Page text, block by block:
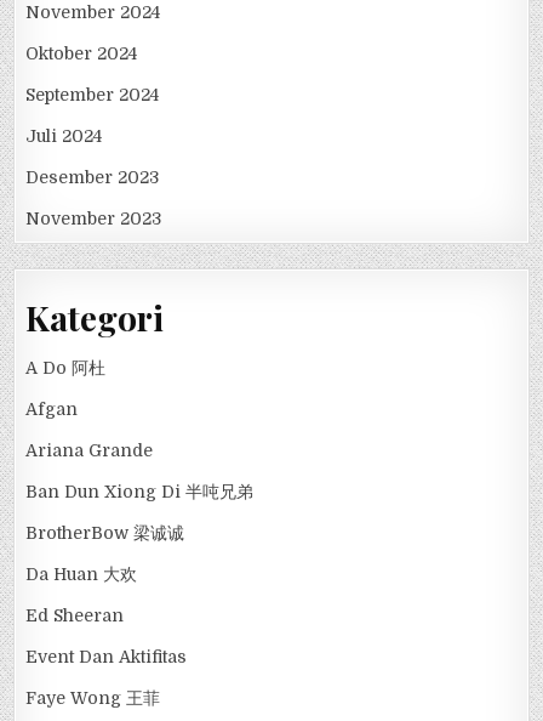
November 2024
Oktober 2024
September 2024
Juli 2024
Desember 2023
November 2023
Kategori
A Do 阿杜
Afgan
Ariana Grande
Ban Dun Xiong Di 半吨兄弟
BrotherBow 梁诚诚
Da Huan 大欢
Ed Sheeran
Event Dan Aktifitas
Faye Wong 王菲